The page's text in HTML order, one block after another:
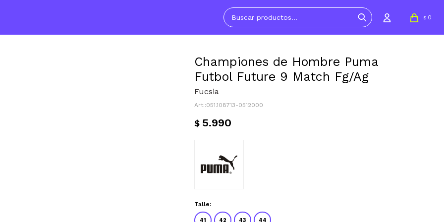
$ 0
Championes de Hombre Puma
Futbol Future 9 Match Fg/Ag
Fucsia
051.108713-0512000
$ 5.990
Talle:
41 42 43 44